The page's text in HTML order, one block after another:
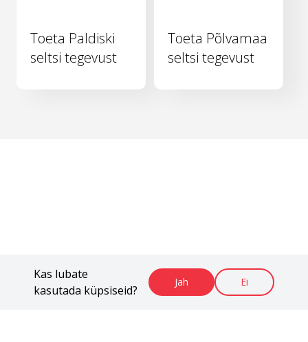
Kas lubate
kasutada küpsiseid?
Jah Ei
Toeta Paldiski
seltsi tegevust
Toeta Põlvamaa
seltsi tegevust